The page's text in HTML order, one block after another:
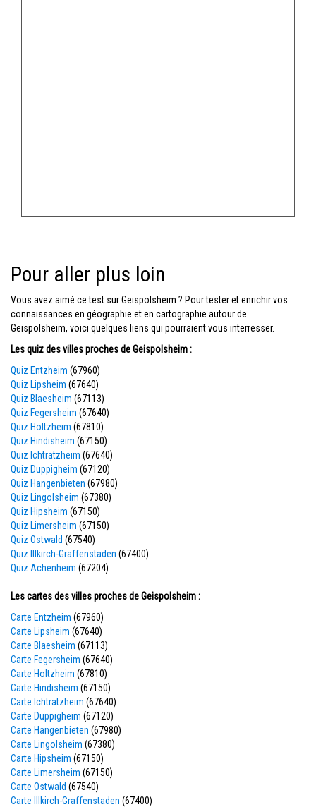
Pour aller plus loin
Vous avez aimé ce test sur Geispolsheim ? Pour tester et enrichir vos
connaissances en géographie et en cartographie autour de
Geispolsheim, voici quelques liens qui pourraient vous interresser.
Les quiz des villes proches de Geispolsheim :
Quiz Entzheim (67960)
Quiz Lipsheim (67640)
Quiz Blaesheim (67113)
Quiz Fegersheim (67640)
Quiz Holtzheim (67810)
Quiz Hindisheim (67150)
Quiz Ichtratzheim (67640)
Quiz Duppigheim (67120)
Quiz Hangenbieten (67980)
Quiz Lingolsheim (67380)
Quiz Hipsheim (67150)
Quiz Limersheim (67150)
Quiz Ostwald (67540)
Quiz Illkirch-Graffenstaden (67400)
Quiz Achenheim (67204)
Les cartes des villes proches de Geispolsheim :
Carte Entzheim (67960)
Carte Lipsheim (67640)
Carte Blaesheim (67113)
Carte Fegersheim (67640)
Carte Holtzheim (67810)
Carte Hindisheim (67150)
Carte Ichtratzheim (67640)
Carte Duppigheim (67120)
Carte Hangenbieten (67980)
Carte Lingolsheim (67380)
Carte Hipsheim (67150)
Carte Limersheim (67150)
Carte Ostwald (67540)
Carte Illkirch-Graffenstaden (67400)